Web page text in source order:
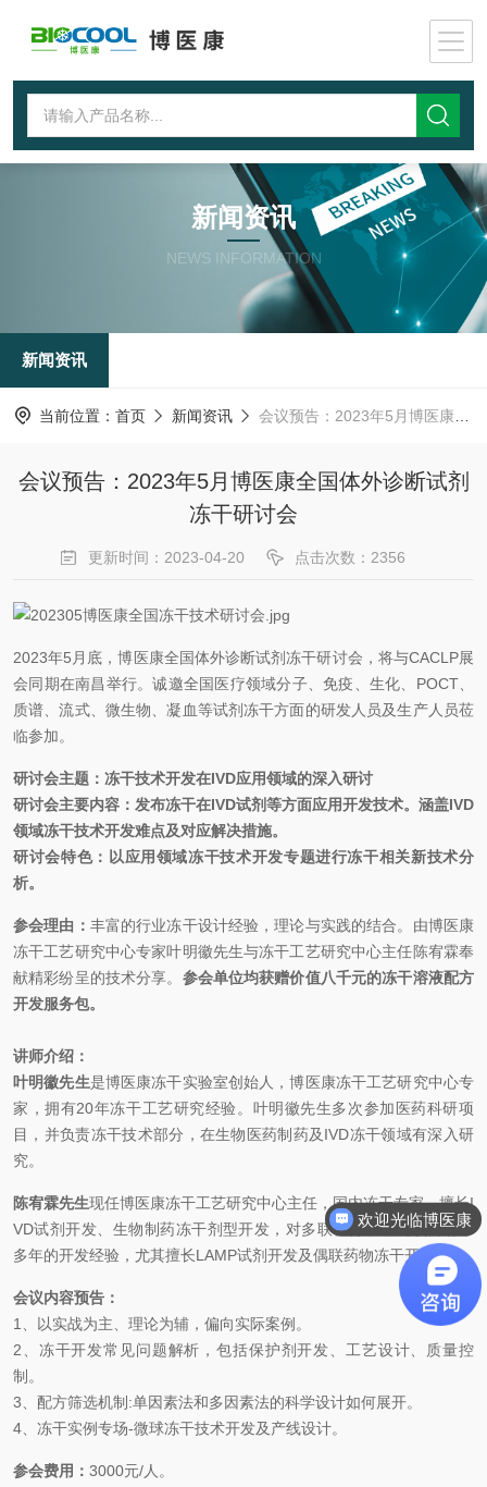
新闻资讯
NEWS INFORMATION
新闻资讯
当前位置： 首页 新闻资讯 会议预告：2023年5月博医康全国体外诊断试剂冻干研讨会
会议预告：2023年5月博医康全国体外诊断试剂
冻干研讨会
更新时间：2023-04-20 点击次数：2356
2023年5月底，博医康全国体外诊断试剂冻干研讨会，将与CACLP展
会同期在南昌举行。诚邀全国医疗领域分子、免疫、生化、POCT、
质谱、流式、微生物、凝血等试剂冻干方面的研发人员及生产人员莅
临参加。
研讨会主题：冻干技术开发在IVD应用领域的深入研讨
研讨会主要内容：发布冻干在IVD试剂等方面应用开发技术。 涵盖IVD
领域冻干技术开发难点及对应解决措施。
研讨会特色：以应用领域冻干技术开发专题进行冻干相关新技术分
析。
参会理由： 丰富的行业冻干设计经验，理论与实践的结合。由博医康
冻干工艺研究中心专家叶明徽先生与冻干工艺研究中心主任陈宥霖奉
献精彩纷呈的技术分享。 参会单位均获赠价值八千元的冻干溶液配方
开发服务包。
讲师介绍：
叶明徽先生是博医康冻干实验室创始人，博医康冻干工艺研究中心专
家，拥有20年冻干工艺研究经验。叶明徽先生多次参加医药科研项
目，并负责冻干技术部分，在生物医药制药及IVD冻干领域有深入研
究。
陈宥霖先生现任博医康冻干工艺研究中心主任，国内冻干专家、擅长I
VD试剂开发、生物制药冻干剂型开发，对多联检分子检测项目有十
多年的开发经验，尤其擅长LAMP试剂开发及偶联药物冻干开发。
会议内容预告：
1、以实战为主、理论为辅，偏向实际案例。
2、冻干开发常见问题解析，包括保护剂开发、工艺设计、质量控
制。
3、配方筛选机制:单因素法和多因素法的科学设计如何展开。
4、冻干实例专场-微球冻干技术开发及产线设计。
参会费用： 3000元/人。
欢迎光临博医康